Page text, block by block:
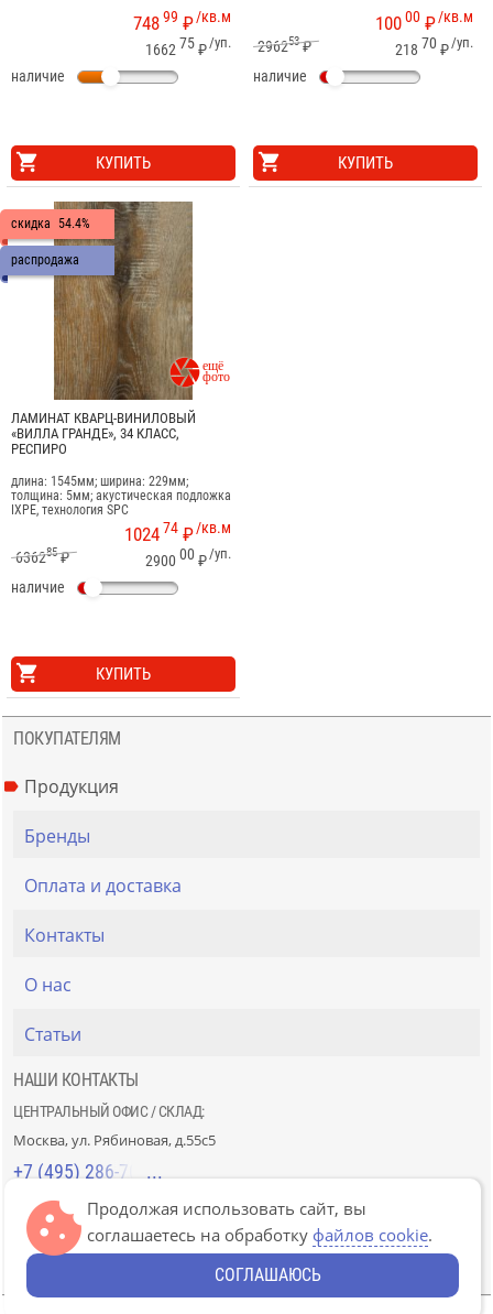
/кв.м
74899 ₽
/уп.
1662 75₽
наличие
КУПИТЬ
/кв.м
10000 ₽
296253₽ /уп.
218 70 ₽
наличие
КУПИТЬ
скидка 54.4%
распродажа

ЛАМИНАТ КВАРЦ-ВИНИЛОВЫЙ
«ВИЛЛА ГРАНДЕ», 34 КЛАСС,
РЕСПИРО
длина: 1545мм; ширина: 229мм;
толщина: 5мм; акустическая подложка
IXPE, технология SPC
/кв.м
102474 ₽
636285₽ /уп.
2900 00 ₽
наличие
КУПИТЬ
ПОКУПАТЕЛЯМ
Продукция
Бренды
Оплата и доставка
Контакты
О нас
Статьи
НАШИ КОНТАКТЫ
ЦЕНТРАЛЬНЫЙ ОФИС / СКЛАД:
Москва, ул. Рябиновая, д.55с5
+7 (495) 286-70-40
СТРОЙРЫНОК «СЛАВЯНСКИЙ МИР»:
Москва, 41км МКАД, пав. Г-14/7-8 и Д-14/7-8
+7 (499) 226-74-18
Продолжая использовать сайт, вы
соглашаетесь на обработку файлов cookie.
СОГЛАШАЮСЬ